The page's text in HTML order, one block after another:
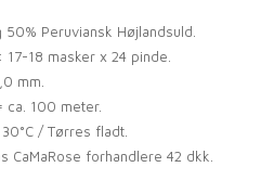
Peruviansk Højlandsuld.
18 masker x 24 pinde.
mm.
100 meter.
/ Tørres fladt.
CaMaRose forhandlere 42 dkk.